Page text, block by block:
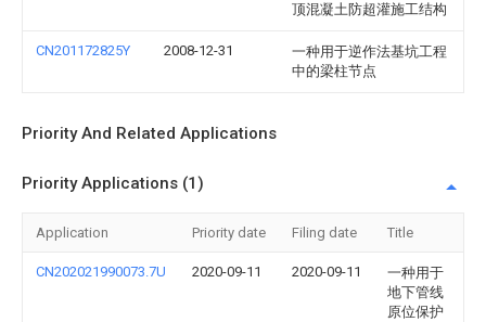
顶混凝土防超灌施工结构
CN201172825Y 2008-12-31
一种用于逆作法基坑工程
中的梁柱节点
Priority And Related Applications
Priority Applications (1)
Application Priority date Filing date Title
CN202021990073.7U 2020-09-11 2020-09-11
一种用于
地下管线
原位保护